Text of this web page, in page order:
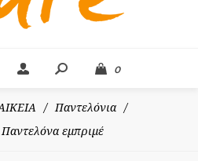
0
/ Παντελόνια
/
εμπριμέ